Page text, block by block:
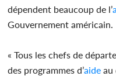
dépendent beaucoup de l’
Gouvernement américain.
« Tous les chefs de
des programmes d’aide au